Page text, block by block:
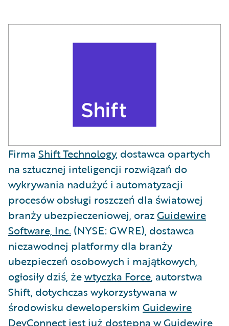
Firma Shift Technology, dostawca opartych
na sztucznej inteligencji rozwiązań do
wykrywania nadużyć i automatyzacji
procesów obsługi roszczeń dla światowej
branży ubezpieczeniowej, orazGuidewire
Software, Inc. (NYSE: GWRE), dostawca
niezawodnej platformy dla branży
ubezpieczeń osobowych i majątkowych,
ogłosiły dziś, żewtyczka Force, autorstwa
Shift, dotychczas wykorzystywana w
środowisku deweloperskim​ Guidewire
DevConnectjest już dostępna w ​Guidewire